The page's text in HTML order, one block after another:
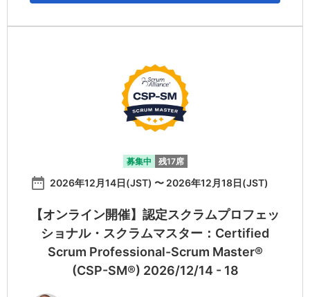
募集中 残17席
date_range 2026年12月14日(JST) 〜 2026年12月18日(JST)
【オンライン開催】認定スクラムプロフェッ
ショナル・スクラムマスター：Certified
Scrum Professional-Scrum Master®
(CSP-SM®) 2026/12/14 - 18